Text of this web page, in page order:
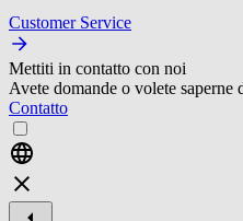
Customer Service
Mettiti in contatto con noi
Avete domande o volete
Contatto